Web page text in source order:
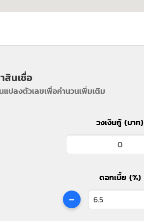
สินเชื่อ
แปลงตัวเลขเพื่อคำนวนเพิ่มเติม
วงเงินกู้ (บาท)
ดอกเบี้ย (%)
-